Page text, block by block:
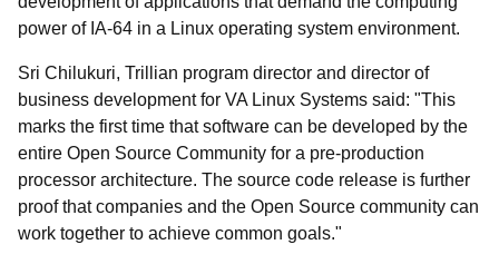
power of IA-64 in a Linux operating system environment.
Sri Chilukuri, Trillian program director and director of
business development for VA Linux Systems said: "This
marks the first time that software can be developed by the
entire Open Source Community for a pre-production
processor architecture. The source code release is further
proof that companies and the Open Source community can
work together to achieve common goals."